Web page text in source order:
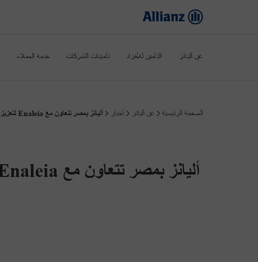
عن أليانز التأمين للأفراد تأمينات الشركات خدمة العملاء
الصفحة الرئيسية عن أليانز أخبار أليانز بمصر تتعاون مع Enaleia لتعزيز استدامة المسطحات المائية ودفع الاقتصاد الدائري في مصر